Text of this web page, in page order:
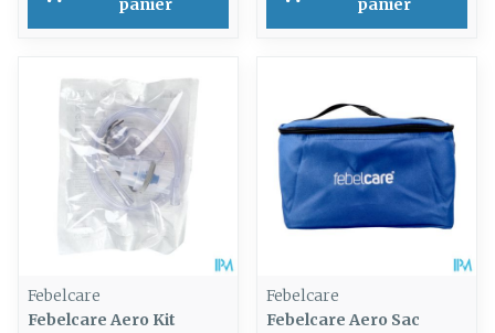
panier
panier
Febelcare
Febelcare Aero Kit
Febelcare
Febelcare Aero Sac